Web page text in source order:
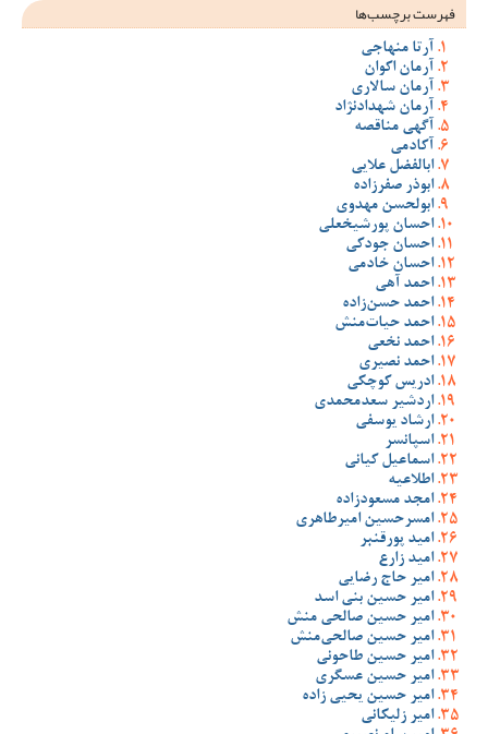
فهرست برچسب‌ها
آرتا منهاجی
آرمان اکوان
آرمان سالاری
آرمان شهدادنژاد
آگهی مناقصه
آکادمی
ابالفضل علایی
ابوذر صفرزاده
ابولحسن مهدوی
احسان پورشیخعلی
احسان جودکی
احسان خادمی
احمد آهی
احمد حسن‌زاده
احمد حیات‌منش
احمد نخعی
احمد نصیری
ادریس کوچکی
اردشیر سعدمحمدی
ارشاد یوسفی
اسپانسر
اسماعیل کیانی
اطلاعیه
امجد مسعودزاده
امسرحسین امیرطاهری
امید پورقنبر
امید زارع
امیر حاج رضایی
امیر حسین بنی اسد
امیر حسین صالحی منش
امیر حسین صالحی‌منش
امیر حسین طاحونی
امیر حسین عسگری
امیر حسین یحیی زاده
امیر زلیکانی